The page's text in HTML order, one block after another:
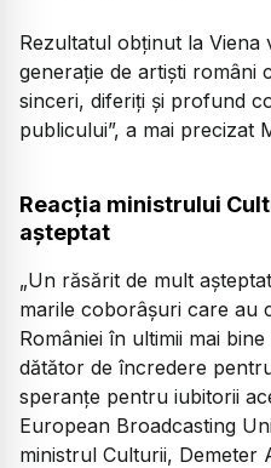
Rezultatul obținut la
generație de artiști români
sinceri, diferiți și profund
publicului”, a mai precizat
Reacția ministrului
așteptat
„Un răsărit de mult
marile coborâșuri care au
României în ultimii mai
dătător de încredere
speranțe pentru iubitorii
European Broadcasting
ministrul Culturii, Demeter